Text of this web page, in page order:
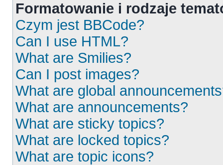
Formatowanie i rodzaje
Czym jest BBCode?
Can I use HTML?
What are Smilies?
Can I post images?
What are global
What are announcements?
What are sticky topics?
What are locked topics?
What are topic icons?